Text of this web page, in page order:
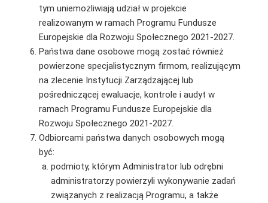
tym uniemożliwiają udział w projekcie
realizowanym w ramach Programu Fundusze
Europejskie dla Rozwoju Społecznego 2021-2027.
Państwa dane osobowe mogą zostać również
powierzone specjalistycznym firmom, realizującym
na zlecenie Instytucji Zarządzającej lub
pośredniczącej ewaluacje, kontrole i audyt w
ramach Programu Fundusze Europejskie dla
Rozwoju Społecznego 2021-2027.
Odbiorcami państwa danych osobowych mogą
być:
podmioty, którym Administrator lub odrębni
administratorzy powierzyli wykonywanie zadań
związanych z realizacją Programu, a także